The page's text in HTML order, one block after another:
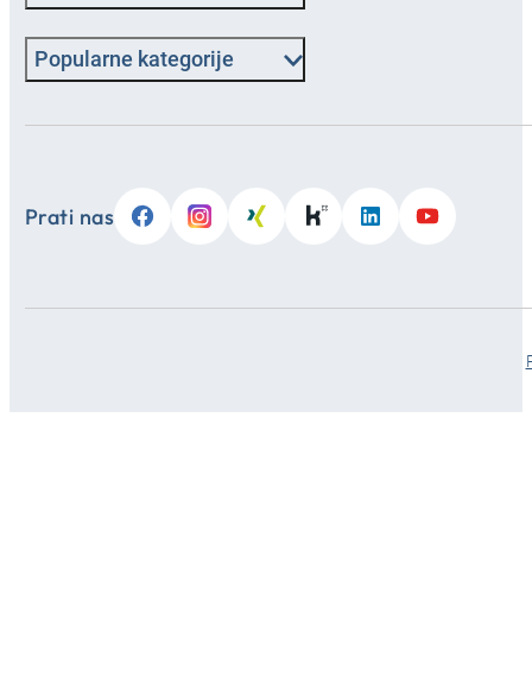
Popularne kategorije
Prati nas